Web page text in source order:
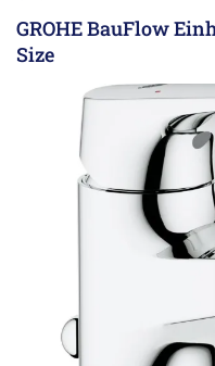
GROHE BauFlow
Size